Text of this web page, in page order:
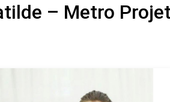
– Metro